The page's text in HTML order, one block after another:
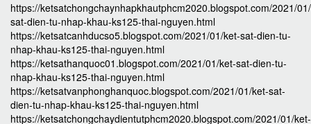
https://ketsatchongchaynhapkhautphcm2020.blogspot.com/2021/
sat-dien-tu-nhap-khau-ks125-thai-nguyen.html
https://ketsatcanhducso5.blogspot.com/2021/01/ket-sat-dien-tu-
nhap-khau-ks125-thai-nguyen.html
https://ketsathanquoc01.blogspot.com/2021/01/ket-sat-dien-tu-
nhap-khau-ks125-thai-nguyen.html
https://ketsatvanphonghanquoc.blogspot.com/2021/01/ket-sat-
dien-tu-nhap-khau-ks125-thai-nguyen.html
https://ketsatchongchaydientutphcm2020.blogspot.com/2021/01/ket-